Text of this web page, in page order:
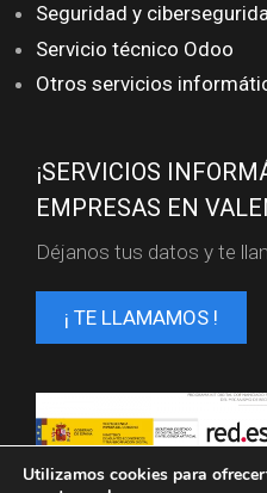
Seguridad y
Servicio técnico Odoo
Otros servicios
¡SERVICIOS
EMPRESAS EN
Déjanos tus datos y te
¡ TE LLAMAMOS !
Servicios informaticos
Utilizamos cookies para